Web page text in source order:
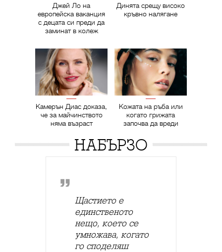
Джей Ло на
европейска ваканция
с децата си преди да
заминат в колеж
Динята срещу високо
кръвно налягане
Камерън Диас доказа,
че за майчинството
няма възраст
Кожата на ръба или
когато грижата
започва да вреди
НАБЪРЗО
Щастието е
единственото
нещо, което се
умножава, когато
го споделяш